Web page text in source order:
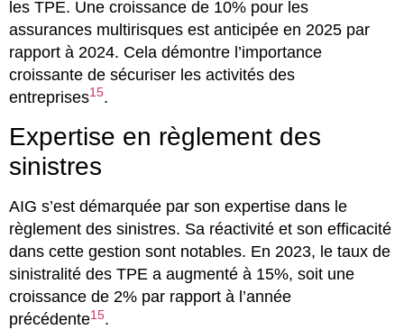
les TPE. Une croissance de 10% pour les
assurances multirisques est anticipée en 2025 par
rapport à 2024. Cela démontre l’importance
croissante de sécuriser les activités des
entreprises15.
Expertise en règlement des
sinistres
AIG s’est démarquée par son expertise dans le
règlement des sinistres. Sa réactivité et son efficacité
dans cette gestion sont notables. En 2023, le taux de
sinistralité des TPE a augmenté à 15%, soit une
croissance de 2% par rapport à l’année
précédente15.